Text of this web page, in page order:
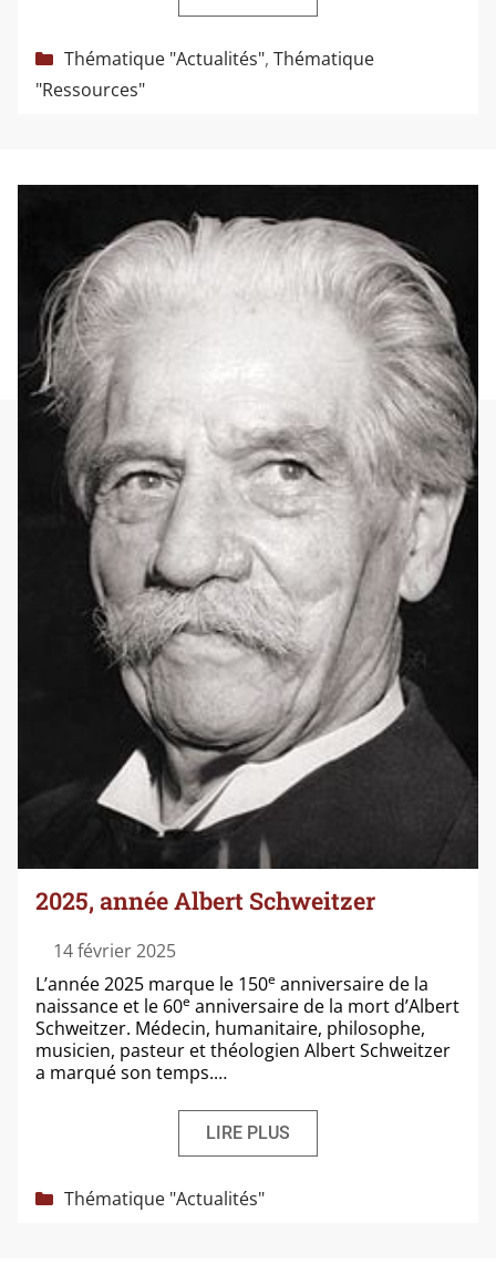
Catégories
Thématique "Actualités", Thématique
"Ressources"
2025, année Albert Schweitzer
14 février 2025
L’année 2025 marque le 150e anni­ver­saire de la
nais­sance et le 60e anni­ver­saire de la mort d’Albert
Schweitzer. Médecin, huma­ni­taire, phi­lo­sophe,
musi­cien, pas­teur et théo­lo­gien Albert Schweitzer
a mar­qué son temps.…
LIRE PLUS
Catégories
Thématique "Actualités"